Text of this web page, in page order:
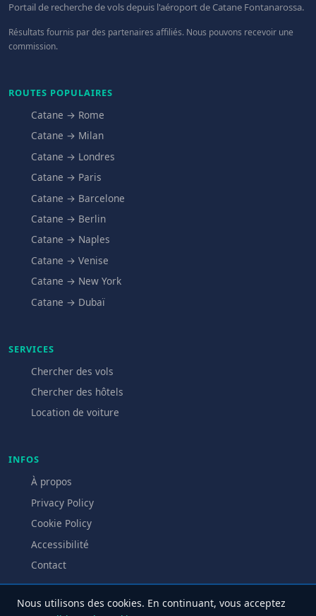
Portail de recherche de vols depuis l'aéroport de Catane Fontanarossa.
Résultats fournis par des partenaires affiliés. Nous pouvons recevoir une
commission.
ROUTES POPULAIRES
Catane → Rome
Catane → Milan
Catane → Londres
Catane → Paris
Catane → Barcelone
Catane → Berlin
Catane → Naples
Catane → Venise
Catane → New York
Catane → Dubaï
SERVICES
Chercher des vols
Chercher des hôtels
Location de voiture
INFOS
À propos
Privacy Policy
Cookie Policy
Accessibilité
Contact
Nous utilisons des cookies. En continuant, vous acceptez